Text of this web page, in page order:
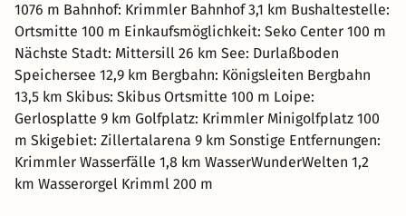
1076 m Bahnhof: Krimmler Bahnhof 3,1 km Bushaltestelle:
Ortsmitte 100 m Einkaufsmöglichkeit: Seko Center 100 m
Nächste Stadt: Mittersill 26 km See: Durlaßboden
Speichersee 12,9 km Bergbahn: Königsleiten Bergbahn
13,5 km Skibus: Skibus Ortsmitte 100 m Loipe:
Gerlosplatte 9 km Golfplatz: Krimmler Minigolfplatz 100
m Skigebiet: Zillertalarena 9 km Sonstige Entfernungen:
Krimmler Wasserfälle 1,8 km WasserWunderWelten 1,2
km Wasserorgel Krimml 200 m